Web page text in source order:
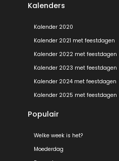
Kalenders
Kalender 2020
Kalender 2021 met feestdagen
Kalender 2022 met feestdagen
Kalender 2023 met feestdagen
Kalender 2024 met feestdagen
Kalender 2025 met feestdagen
Populair
Welke week is het?
Moederdag